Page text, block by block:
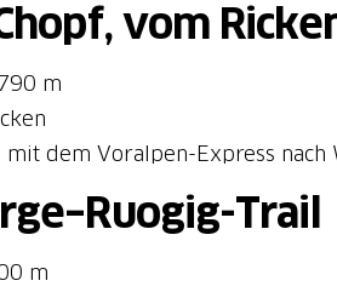
vom
m
mit dem Voralpen-Express
Trail
m